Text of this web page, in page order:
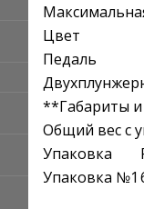
Цвет
Педаль
**Габариты и
Общий вес с
Упаковка
Упаковка №1